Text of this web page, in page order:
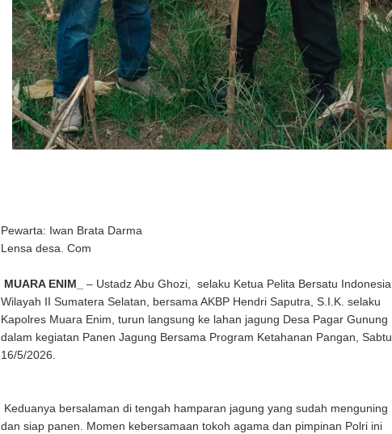
Pewarta: Iwan Brata Darma
Lensa desa. Com
MUARA ENIM_
– Ustadz Abu Ghozi, selaku Ketua Pelita Bersatu Indonesia
Wilayah II Sumatera Selatan, bersama AKBP Hendri Saputra, S.I.K. selaku
Kapolres Muara Enim, turun langsung ke lahan jagung Desa Pagar Gunung
dalam kegiatan Panen Jagung Bersama Program Ketahanan Pangan, Sabtu
16/5/2026.
Keduanya bersalaman di tengah hamparan jagung yang sudah menguning
dan siap panen. Momen kebersamaan tokoh agama dan pimpinan Polri ini